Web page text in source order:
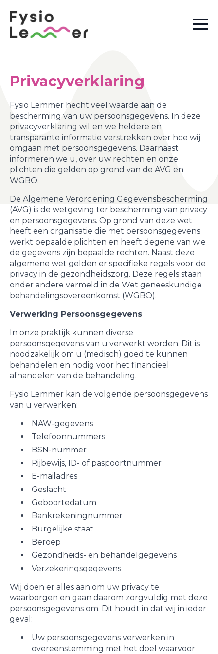
Privacyverklaring
Fysio Lemmer hecht veel waarde aan de
bescherming van uw persoonsgegevens. In deze
privacyverklaring willen we heldere en
transparante informatie verstrekken over hoe wij
omgaan met persoonsgegevens. Daarnaast
informeren we u, over uw rechten en onze
plichten die gelden op grond van de AVG en
WGBO.
De Algemene Verordening Gegevensbescherming
(AVG) is de wetgeving ter bescherming van privacy
en persoonsgegevens. Op grond van deze wet
heeft een organisatie die met persoonsgegevens
werkt bepaalde plichten en heeft degene van wie
de gegevens zijn bepaalde rechten. Naast deze
algemene wet gelden er specifieke regels voor de
privacy in de gezondheidszorg. Deze regels staan
onder andere vermeld in de Wet geneeskundige
behandelingsovereenkomst (WGBO).
Verwerking Persoonsgegevens
In onze praktijk kunnen diverse
persoonsgegevens van u verwerkt worden. Dit is
noodzakelijk om u (medisch) goed te kunnen
behandelen en nodig voor het financieel
afhandelen van de behandeling.
Fysio Lemmer kan de volgende persoonsgegevens
van u verwerken:
NAW-gegevens
Telefoonnummers
BSN-nummer
Rijbewijs, ID- of paspoortnummer
E-mailadres
Geslacht
Geboortedatum
Bankrekeningnummer
Burgelijke staat
Beroep
Gezondheids- en behandelgegevens
Verzekeringsgegevens
Wij doen er alles aan om uw privacy te
waarborgen en gaan daarom zorgvuldig met deze
persoonsgegevens om. Dit houdt in dat wij in ieder
geval:
Uw persoonsgegevens verwerken in
overeenstemming met het doel waarvoor